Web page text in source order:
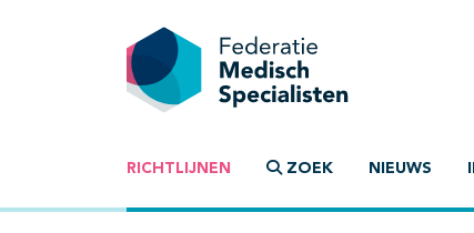
RICHTLIJNEN ZOEK NIEUWS